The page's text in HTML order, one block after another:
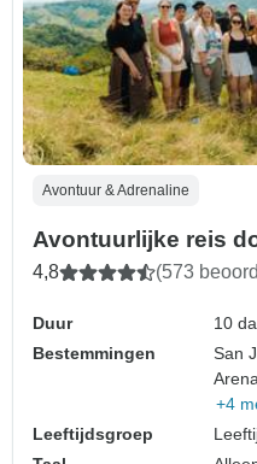
Avontuur & Adrenaline
Avontuurlijke reis
4,8 (573
Duur
10
Bestemmingen
San
+4
Leeftijdsgroep